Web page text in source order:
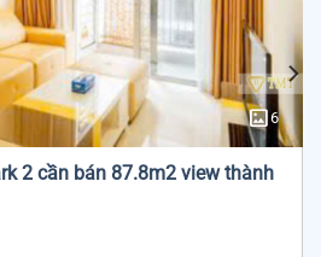
imagesmode6
2 cần bán 87.8m2 view thành